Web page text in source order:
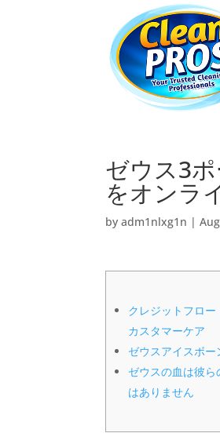
ゼウス3
をオンラ
byadm1nlxg1n |
クレジットフロ
カスタマーケア
ゼウスアイスボ
ゼウスの血は彼
はありません